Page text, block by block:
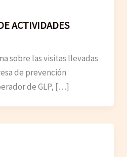
ACTIVIDADES
sobre las visitas llevadas
de prevención
de GLP, […]